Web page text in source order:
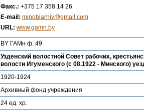
Факс.: +375 17 358 14 26
E-mail: minoblarhiv@gmail.com
URL: www.gamn.by
BY ГАМн ф. 49
Узденский волостной Совет рабочих,
волости Игуменского (с 08.1922 - Минского)
1920-1924
Архивный фонд учреждения
24 ед. хр.